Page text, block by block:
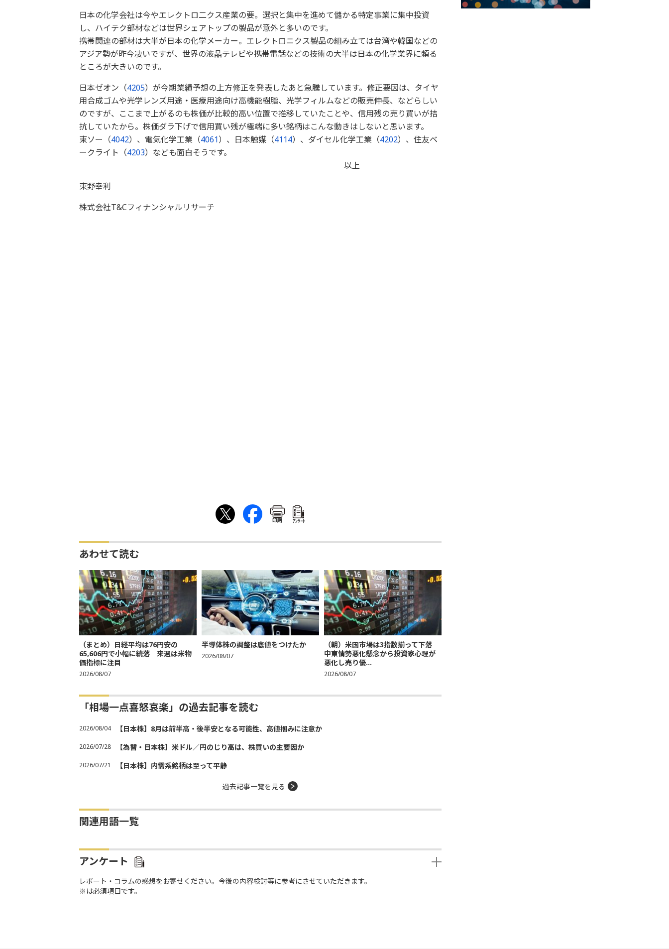
日本の化学会社は今やエレクトロ二クス産業の要。選択と集中を進めて儲かる特定事業に集中投資
し、ハイテク部材などは世界シェアトップの製品が意外と多いのです。
携帯関連の部材は大半が日本の化学メーカー。エレクトロニクス製品の組み立ては台湾や韓国などの
アジア勢が昨今凄いですが、世界の液晶テレビや携帯電話などの技術の大半は日本の化学業界に頼る
ところが大きいのです。
日本ゼオン（4205）が今期業績予想の上方修正を発表したあと急騰しています。修正要因は、タイヤ
用合成ゴムや光学レンズ用途・医療用途向け高機能樹脂、光学フィルムなどの販売伸長、などらしい
のですが、ここまで上がるのも株価が比較的高い位置で推移していたことや、信用残の売り買いが拮
抗していたから。株価ダラ下げで信用買い残が極端に多い銘柄はこんな動きはしないと思います。
東ソー（4042）、電気化学工業（4061）、日本触媒（4114）、ダイセル化学工業（4202）、住友ベ
ークライト（4203）なども面白そうです。
以上
東野幸利
株式会社T&Cフィナンシャルリサーチ
印刷 ｱﾝｹｰﾄ
あわせて読む
（まとめ）日経平均は76円安の
65,606円で小幅に続落 来週は米物
価指標に注目
2026/08/07
半導体株の調整は底値をつけたか
2026/08/07
（朝）米国市場は3指数揃って下落
中東情勢悪化懸念から投資家心理が
悪化し売り優...
2026/08/07
「相場一点喜怒哀楽」の過去記事を読む
2026/08/04 【日本株】8月は前半高・後半安となる可能性、高値掴みに注意か
2026/07/28 【為替・日本株】米ドル／円のじり高は、株買いの主要因か
2026/07/21 【日本株】内需系銘柄は至って平静
過去記事一覧を見る
関連用語一覧
アンケート
レポート・コラムの感想をお寄せください。今後の内容検討等に参考にさせていただきます。
※は必須項目です。